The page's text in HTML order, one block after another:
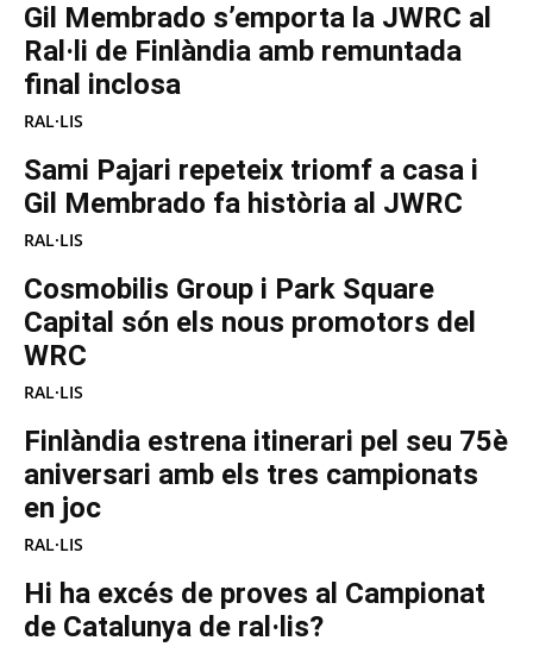
Gil Membrado s’emporta la JWRC al
Ral·li de Finlàndia amb remuntada
final inclosa
RAL·LIS
Sami Pajari repeteix triomf a casa i
Gil Membrado fa història al JWRC
RAL·LIS
Cosmobilis Group i Park Square
Capital són els nous promotors del
WRC
RAL·LIS
Finlàndia estrena itinerari pel seu 75è
aniversari amb els tres campionats
en joc
RAL·LIS
Hi ha excés de proves al Campionat
de Catalunya de ral·lis?